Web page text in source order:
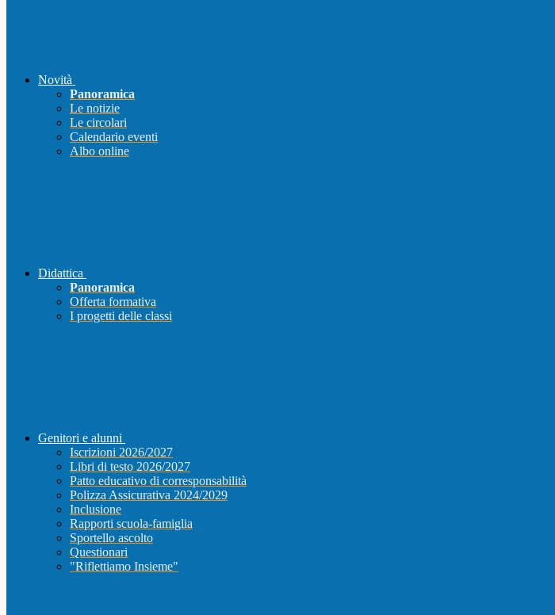
Novità
Panoramica
Le notizie
Le circolari
Calendario eventi
Albo online
Didattica
Panoramica
Offerta formativa
I progetti delle classi
Genitori e alunni
Iscrizioni 2026/2027
Libri di testo 2026/2027
Patto educativo di corresponsabilità
Polizza Assicurativa 2024/2029
Inclusione
Rapporti scuola-famiglia
Sportello ascolto
Questionari
"Riflettiamo Insieme"